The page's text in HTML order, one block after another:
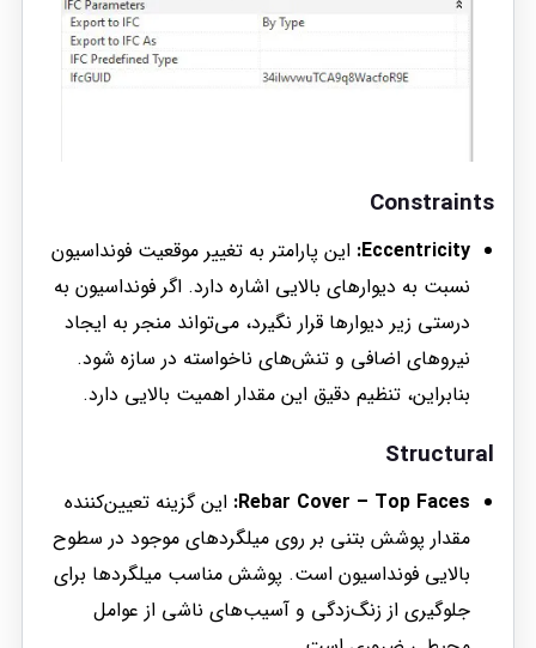
Constraints
Eccentricity: این پارامتر به تغییر موقعیت فونداسیون
نسبت به دیوارهای بالایی اشاره دارد. اگر فونداسیون به
درستی زیر دیوارها قرار نگیرد، می‌تواند منجر به ایجاد
نیروهای اضافی و تنش‌های ناخواسته در سازه شود.
بنابراین، تنظیم دقیق این مقدار اهمیت بالایی دارد.
Structural
Rebar Cover – Top Faces: این گزینه تعیین‌کننده
مقدار پوشش بتنی بر روی میلگردهای موجود در سطوح
بالایی فونداسیون است. پوشش مناسب میلگردها برای
جلوگیری از زنگ‌زدگی و آسیب‌های ناشی از عوامل